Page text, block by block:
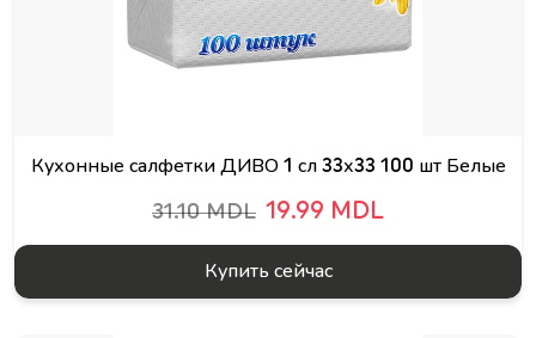
Кухонные салфетки ДИВО 1 сл 33х33 100 шт Белые
31.10 MDL 19.99 MDL
Купить сейчас